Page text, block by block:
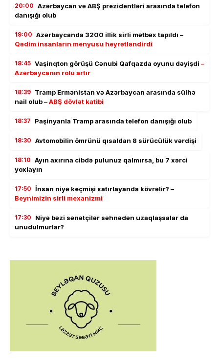
20:00 Azərbaycan və ABŞ prezidentləri arasında telefon
danışığı olub
19:00 Azərbaycanda 3200 illik sirli mətbəx tapıldı –
Qədim insanların menyusu heyrətləndirdi
18:45 Vaşinqton görüşü Cənubi Qafqazda oyunu dəyişdi –
Azərbaycanın rolu artır
18:39 Tramp Ermənistan və Azərbaycan arasında sülhə
nail olub –ABŞ dövlət katibi
18:37 Paşinyanla Tramp arasında telefon danışığı olub
18:30 Avtomobilin ömrünü qısaldan 8 sürücülük vərdişi
18:10 Ayın axırına cibdə pulunuz qalmırsa, bu 7 xərci
yoxlayın
17:50 İnsan niyə keçmişi xatırlayanda kövrəlir? –
Beynimizin sirli mexanizmi
17:30
Niyə bəzi sənətçilər səhnədən uzaqlaşsalar da
unudulmurlar?